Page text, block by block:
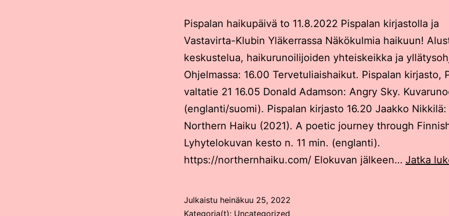
Pispalan haikupäivä to 11.8.2022 Pispalan kirjastolla ja
Vastavirta-Klubin Yläkerrassa Näkökulmia haikuun!
keskustelua, haikurunoilijoiden yhteiskeikka ja
Ohjelmassa: 16.00 Tervetuliaishaikut. Pispalan kirjasto,
valtatie 21 16.05 Donald Adamson: Angry Sky.
(englanti/suomi). Pispalan kirjasto 16.20 Jaakko Nikkilä:
Northern Haiku (2021). A poetic journey through
Lyhytelokuvan kesto n. 11 min. (englanti).
https://northernhaiku.com/ Elokuvan jälkeen… Jatka
Julkaistu heinäkuu 25, 2022
Kategoria(t): Uncategorized